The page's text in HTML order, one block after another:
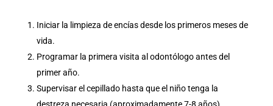
Iniciar la limpieza de encías desde los primeros meses de
vida.
Programar la primera visita al odontólogo antes del
primer año.
Supervisar el cepillado hasta que el niño tenga la